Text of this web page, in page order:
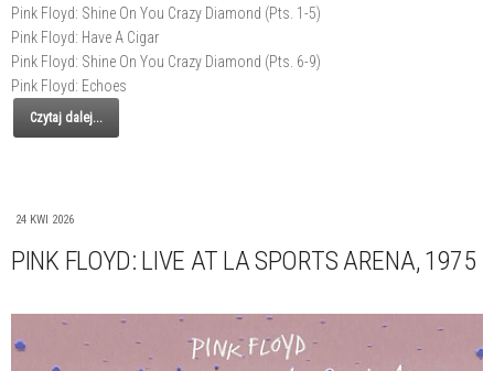
Pink Floyd: Shine On You Crazy Diamond (Pts. 1-5)
Pink Floyd: Have A Cigar
Pink Floyd: Shine On You Crazy Diamond (Pts. 6-9)
Pink Floyd: Echoes
Czytaj dalej...
24 KWI 2026
PINK FLOYD: LIVE AT LA SPORTS ARENA, 1975